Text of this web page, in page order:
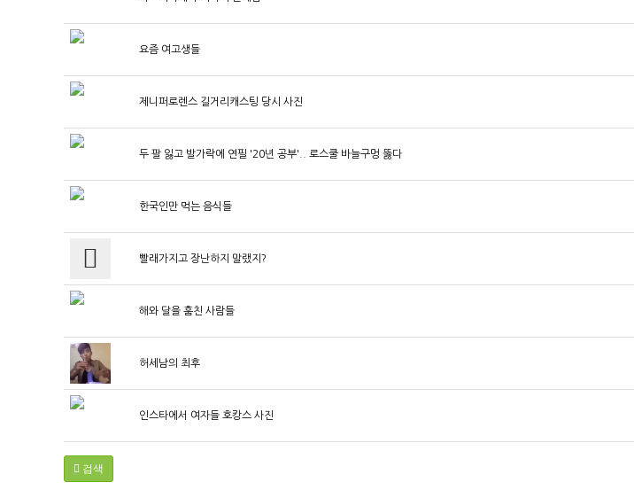
요즘 여고생들
제니퍼로렌스 길거리캐스팅 당시 사진
두 팔 잃고 발가락에 연필 '20년 공부'.. 로스쿨 바늘구멍 뚫다
한국인만 먹는 음식들
빨래가지고 장난하지 말랬지?
해와 달을 훔친 사람들
허세남의 최후
인스타에서 여자들 호캉스 사진
검색